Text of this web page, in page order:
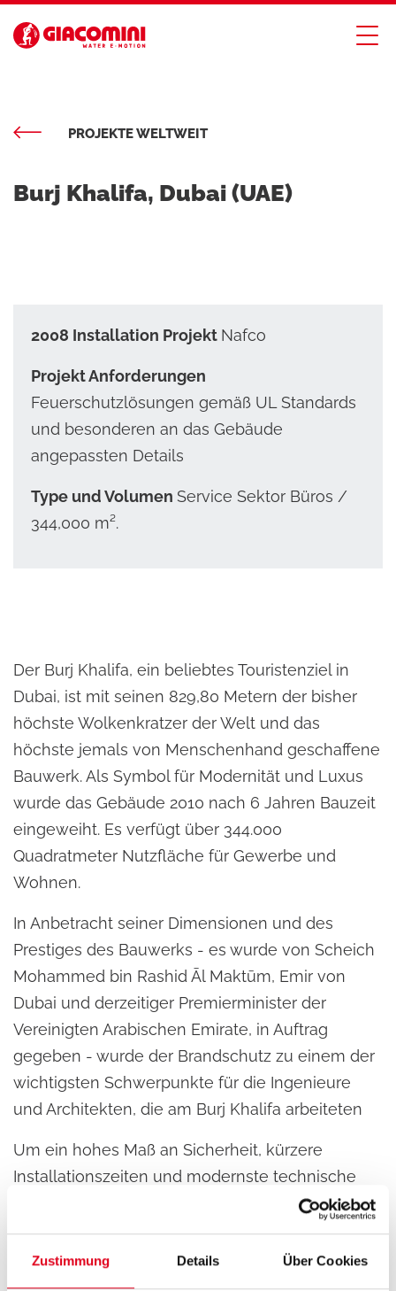
Zustimmung Details Über Cookies
PROJEKTE WELTWEIT
Burj Khalifa, Dubai (UAE)
2008 Installation Projekt Nafco
Projekt Anforderungen
Feuerschutzlösungen gemäß UL Standards
und besonderen an das Gebäude
angepassten Details
Type und Volumen Service Sektor Büros /
344,000 m².
Der Burj Khalifa, ein beliebtes Touristenziel in
Dubai, ist mit seinen 829,80 Metern der bisher
höchste Wolkenkratzer der Welt und das
höchste jemals von Menschenhand geschaffene
Bauwerk. Als Symbol für Modernität und Luxus
wurde das Gebäude 2010 nach 6 Jahren Bauzeit
eingeweiht. Es verfügt über 344.000
Quadratmeter Nutzfläche für Gewerbe und
Wohnen.
In Anbetracht seiner Dimensionen und des
Prestiges des Bauwerks - es wurde von Scheich
Mohammed bin Rashid Āl Maktūm, Emir von
Dubai und derzeitiger Premierminister der
Vereinigten Arabischen Emirate, in Auftrag
gegeben - wurde der Brandschutz zu einem der
wichtigsten Schwerpunkte für die Ingenieure
und Architekten, die am Burj Khalifa arbeiteten
Um ein hohes Maß an Sicherheit, kürzere
Installationszeiten und modernste technische
Lösungen zu gewährleisten, wurden sowohl die
Planung als auch die Installation des
Brandschutzsystems an Nafco, den